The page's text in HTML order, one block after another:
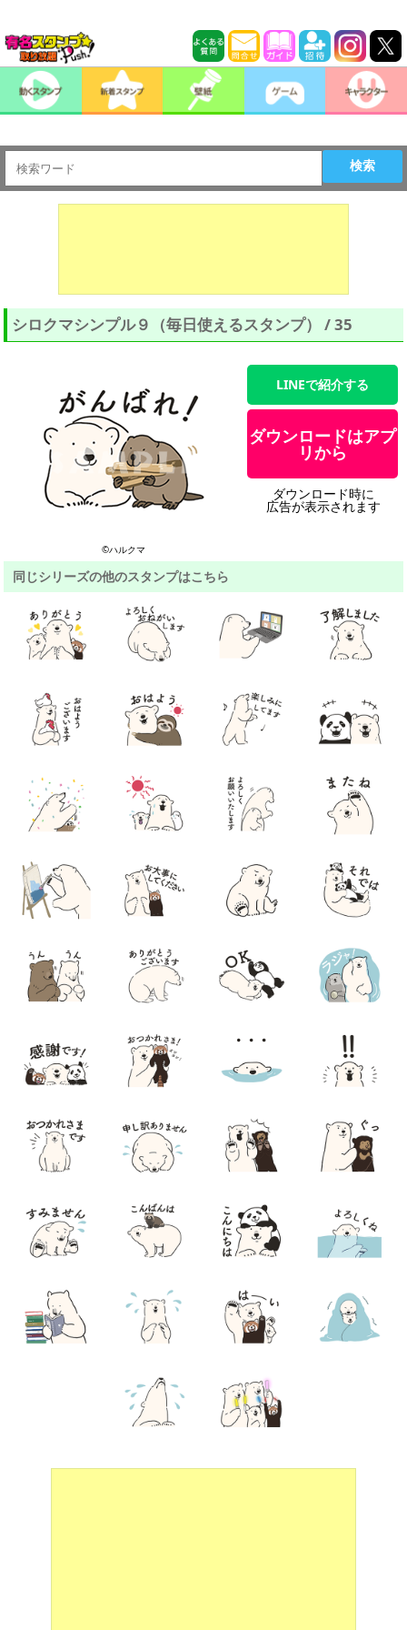
検索
シロクマシンプル９（毎日使えるスタンプ） / 35
©ハルクマ
LINEで紹介する
ダウンロードはアプ
リから
ダウンロード時に
広告が表示されます
同じシリーズの他のスタンプはこちら